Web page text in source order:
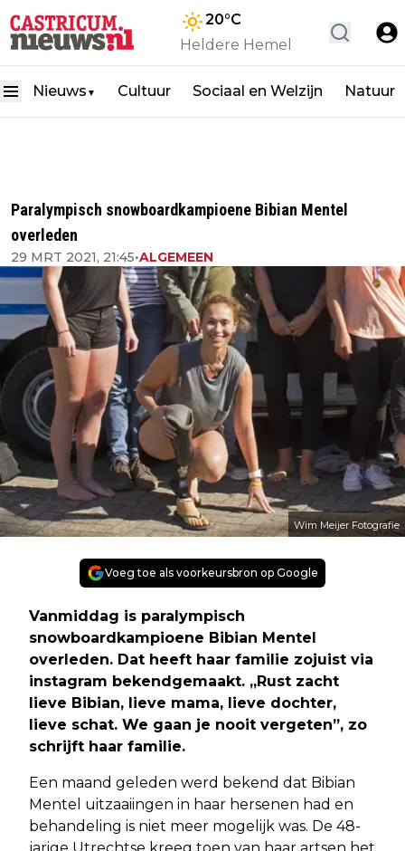
20°C
Heldere Hemel
Nieuws ▼ Cultuur Sociaal en Welzijn Natuur
Paralympisch snowboardkampioene Bibian Mentel
overleden
29 MRT 2021, 21:45•ALGEMEEN
Wim Meijer Fotografie
Voeg toe als voorkeursbron op Google
Vanmiddag is paralympisch
snowboardkampioene Bibian Mentel
overleden. Dat heeft haar familie zojuist via
instagram bekendgemaakt. „Rust zacht
lieve Bibian, lieve mama, lieve dochter,
lieve schat. We gaan je nooit vergeten”, zo
schrijft haar familie.
Een maand geleden werd bekend dat Bibian
Mentel uitzaaiingen in haar hersenen had en
behandeling is niet meer mogelijk was. De 48-
jarige Utrechtse kreeg toen van haar artsen het